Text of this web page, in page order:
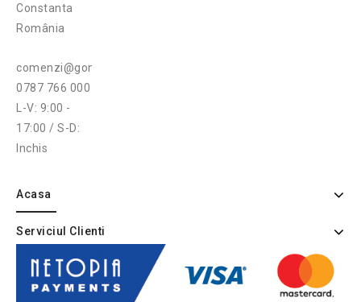
Constanta
România
comenzi@gonga.ro
0787 766 000
L-V: 9:00 -
17:00 / S-D:
Inchis
Acasa
Serviciul Clienti